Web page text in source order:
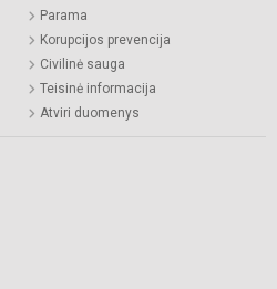
Parama
Korupcijos prevencija
Civilinė sauga
Teisinė informacija
Atviri duomenys